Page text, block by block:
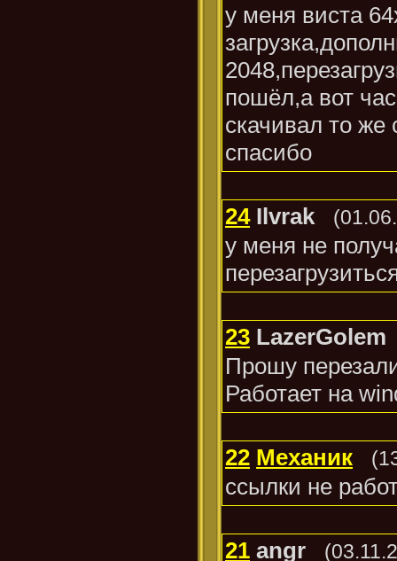
у меня виста
пошёл,а вот
скачивал то
спасибо
24 Ilvrak
у меня не
23 LazerGolem
Прошу
Работает на
22 Механик
ссылки не
21 angr